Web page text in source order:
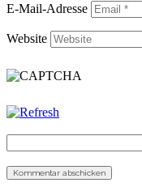
E-Mail-Adresse
Website